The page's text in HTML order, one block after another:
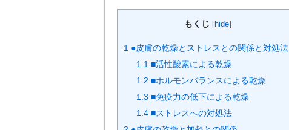
もくじ hide
1 ●皮膚の乾燥とストレスとの関係と対処法
1.1 ■活性酸素による乾燥
1.2 ■ホルモンバランスによる乾燥
1.3 ■免疫力の低下による乾燥
1.4 ■ストレスへの対処法